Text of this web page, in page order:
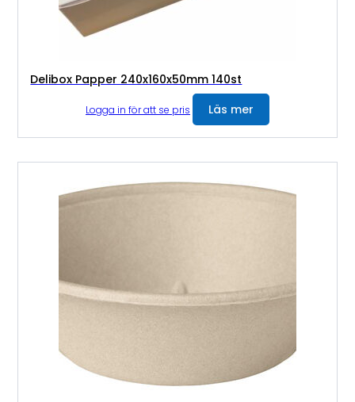
Delibox Papper 240x160x50mm 140st
Logga in för att se pris Läs mer